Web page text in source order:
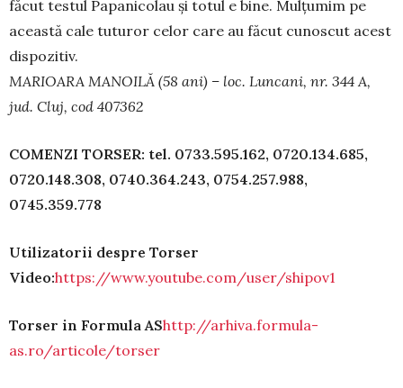
făcut testul Papanicolau şi totul e bine. Mulţumim pe
această cale tuturor celor care au făcut cunoscut acest
dispozitiv.
MARIOARA MANOILĂ (58 ani) – loc. Luncani, nr. 344 A,
jud. Cluj, cod 407362
COMENZI TORSER: tel. 0733.595.162, 0720.134.685,
0720.148.308, 0740.364.243, 0754.257.988,
0745.359.778
Utilizatorii despre Torser
Video:https://www.youtube.com/user/shipov1
Torser in Formula AShttp://arhiva.formula-
as.ro/articole/torser